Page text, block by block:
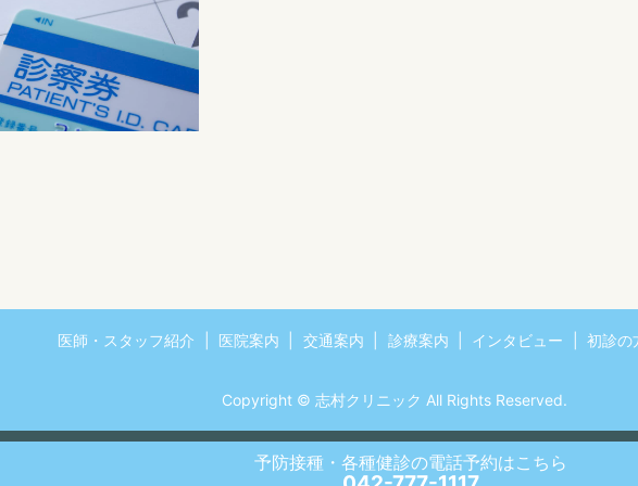
予防接種・各種健診の電話予約はこちら
医師・スタッフ紹介 医院案内 交通案内 診療案内 インタビュー 初診の
Copyright © 志村クリニック All Rights Reserved.